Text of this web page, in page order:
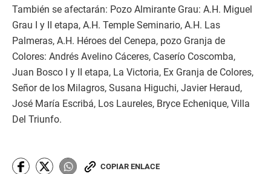
También se afectarán: Pozo Almirante Grau: A.H. Miguel
Grau I y II etapa, A.H. Temple Seminario, A.H. Las
Palmeras, A.H. Héroes del Cenepa, pozo Granja de
Colores: Andrés Avelino Cáceres, Caserío Coscomba,
Juan Bosco I y II etapa, La Victoria, Ex Granja de Colores,
Señor de los Milagros, Susana Higuchi, Javier Heraud,
José María Escribá, Los Laureles, Bryce Echenique, Villa
Del Triunfo.
COPIAR ENLACE